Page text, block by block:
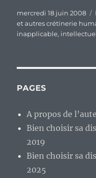
Publié
le
mercredi 18 juin 2008
et autres crétinerie
inapplicable,
PAGES
A propos de
Bien choisir sa
2019
Bien choisir sa
2025